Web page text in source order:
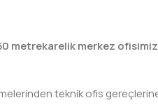
metrekarelik merkez ofisimiz
teknik ofis